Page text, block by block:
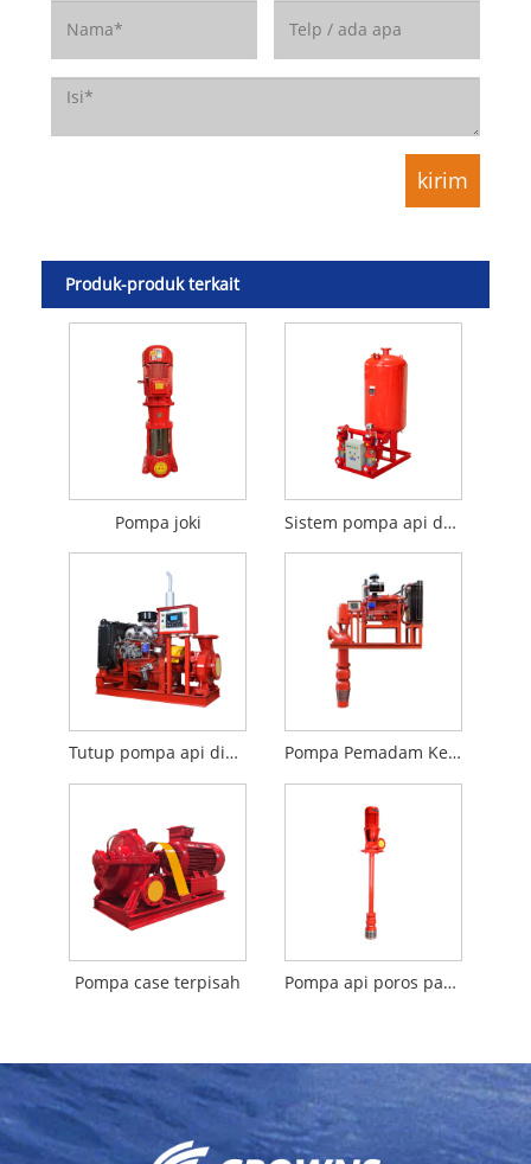
Produk-produk terkait
Pompa joki Sistem pompa api dengan dua pompa joki
Tutup pompa api diesel tipe digabungkan Pompa Pemadam Kebakaran Diesel Poros Panjang
Pompa case terpisah Pompa api poros panjang